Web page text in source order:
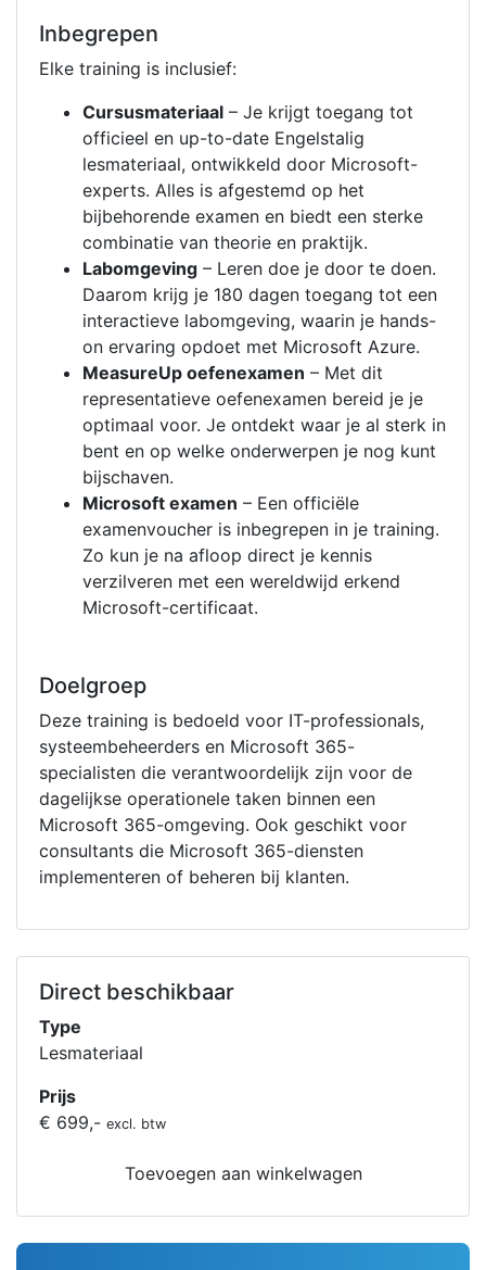
Inbegrepen
Elke training is inclusief:
Cursusmateriaal – Je krijgt toegang tot
officieel en up-to-date Engelstalig
lesmateriaal, ontwikkeld door Microsoft-
experts. Alles is afgestemd op het
bijbehorende examen en biedt een sterke
combinatie van theorie en praktijk.
Labomgeving – Leren doe je door te doen.
Daarom krijg je 180 dagen toegang tot een
interactieve labomgeving, waarin je hands-
on ervaring opdoet met Microsoft Azure.
MeasureUp oefenexamen – Met dit
representatieve oefenexamen bereid je je
optimaal voor. Je ontdekt waar je al sterk in
bent en op welke onderwerpen je nog kunt
bijschaven.
Microsoft examen – Een officiële
examenvoucher is inbegrepen in je training.
Zo kun je na afloop direct je kennis
verzilveren met een wereldwijd erkend
Microsoft-certificaat.
Doelgroep
Deze training is bedoeld voor IT-professionals,
systeembeheerders en Microsoft 365-
specialisten die verantwoordelijk zijn voor de
dagelijkse operationele taken binnen een
Microsoft 365-omgeving. Ook geschikt voor
consultants die Microsoft 365-diensten
implementeren of beheren bij klanten.
Direct beschikbaar
Type
Lesmateriaal
Prijs
€ 699,- excl. btw
Toevoegen aan winkelwagen